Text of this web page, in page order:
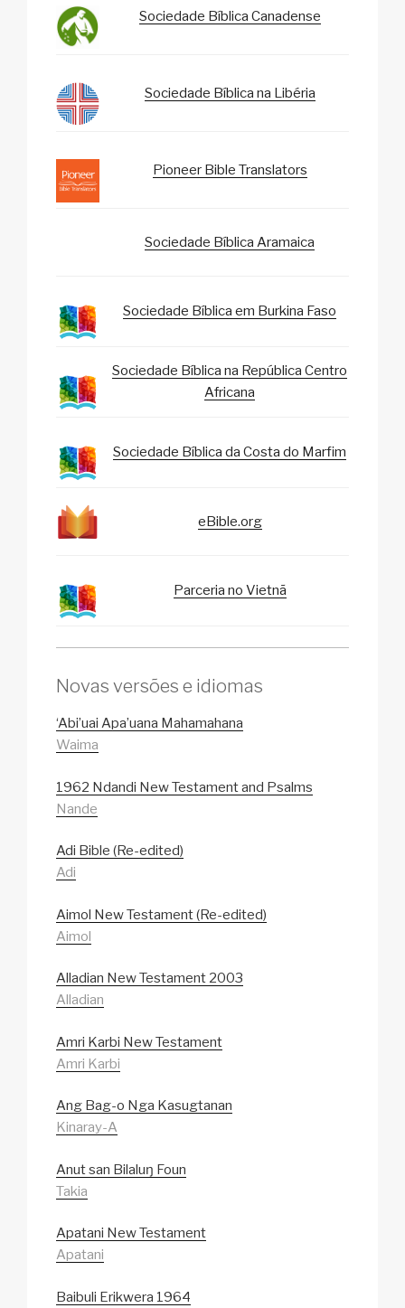
Sociedade Bíblica Canadense
Sociedade Bíblica na Libéria
Pioneer Bible Translators
Sociedade Bíblica Aramaica
Sociedade Bíblica em Burkina Faso
Sociedade Bíblica na República Centro
Africana
Sociedade Bíblica da Costa do Marfim
eBible.org
Parceria no Vietnã
Novas versões e idiomas
‘Abi’uai Apa’uana Mahamahana
Waima
1962 Ndandi New Testament and Psalms
Nande
Adi Bible (Re-edited)
Adi
Aimol New Testament (Re-edited)
Aimol
Alladian New Testament 2003
Alladian
Amri Karbi New Testament
Amri Karbi
Ang Bag-o Nga Kasugtanan
Kinaray-A
Anut san Bilaluŋ Foun
Takia
Apatani New Testament
Apatani
Baibuli Erikwera 1964